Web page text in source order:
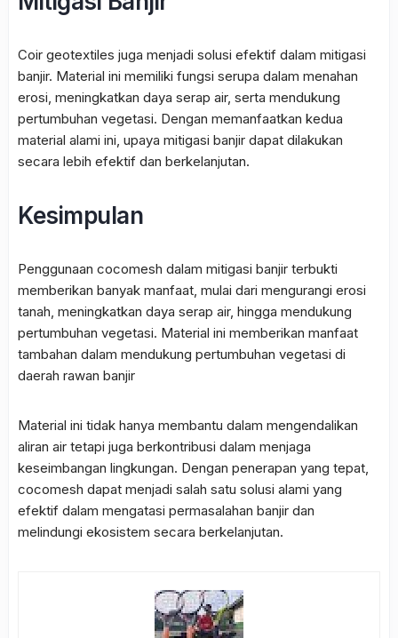
Coir geotextiles juga menjadi solusi efektif dalam mitigasi
banjir. Material ini memiliki fungsi serupa dalam menahan
erosi, meningkatkan daya serap air, serta mendukung
pertumbuhan vegetasi. Dengan memanfaatkan kedua
material alami ini, upaya mitigasi banjir dapat dilakukan
secara lebih efektif dan berkelanjutan.
Kesimpulan
Penggunaan cocomesh dalam mitigasi banjir terbukti
memberikan banyak manfaat, mulai dari mengurangi erosi
tanah, meningkatkan daya serap air, hingga mendukung
pertumbuhan vegetasi. Material ini memberikan manfaat
tambahan dalam mendukung pertumbuhan vegetasi di
daerah rawan banjir
Material ini tidak hanya membantu dalam mengendalikan
aliran air tetapi juga berkontribusi dalam menjaga
keseimbangan lingkungan. Dengan penerapan yang tepat,
cocomesh dapat menjadi salah satu solusi alami yang
efektif dalam mengatasi permasalahan banjir dan
melindungi ekosistem secara berkelanjutan.